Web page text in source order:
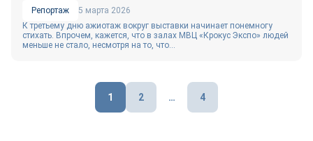
Репортаж
5 марта 2026
К третьему дню ажиотаж вокруг выставки начинает понемногу
стихать. Впрочем, кажется, что в залах МВЦ «Крокус Экспо» людей
меньше не стало, несмотря на то, что...
1 2 … 4